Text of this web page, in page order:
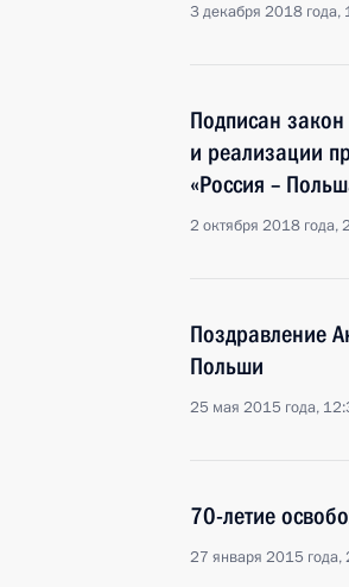
3 декабря 2018 года,
Подписан
и реализации
«Россия –
2 октября 2018 года,
Поздравление
Польши
25 мая 2015 года,
70-летие
27 января 2015 года,